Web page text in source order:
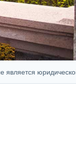
юридической,